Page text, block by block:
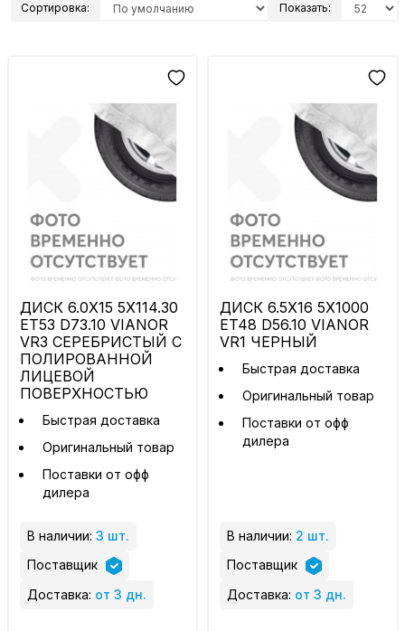
Сортировка: Показать:
ДИСК 6.0X15 5X114.30
ET53 D73.10 VIANOR
VR3 СЕРЕБРИСТЫЙ С
ПОЛИРОВАННОЙ
ЛИЦЕВОЙ
ПОВЕРХНОСТЬЮ
Быстрая доставка
Оригинальный товар
Поставки от офф
дилера
В наличии: 3 шт.
Поставщик
Доставка: от 3 дн.
ДИСК 6.5X16 5X1000
ET48 D56.10 VIANOR
VR1 ЧЕРНЫЙ
Быстрая доставка
Оригинальный товар
Поставки от офф
дилера
В наличии: 2 шт.
Поставщик
Доставка: от 3 дн.